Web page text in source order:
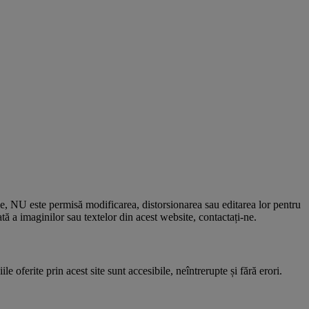
este permisă modificarea, distorsionarea sau editarea lor pentru
a imaginilor sau textelor din acest website, contactați-ne.
oferite prin acest site sunt accesibile, neîntrerupte și fără erori.